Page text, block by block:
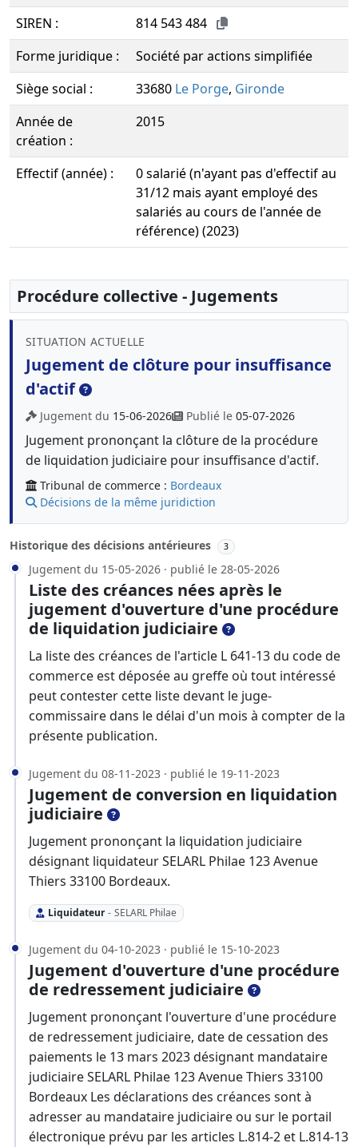
SIREN :
814 543 484
Forme juridique :
Société par actions simplifiée
Siège social :
33680 Le Porge, Gironde
Année de
création :
2015
Effectif (année) :
0 salarié (n'ayant pas d'effectif au
31/12 mais ayant employé des
salariés au cours de l'année de
référence) (2023)
Procédure collective - Jugements
SITUATION ACTUELLE
Jugement de clôture pour insuffisance
d'actif
Jugement du 15-06-2026 Publié le 05-07-2026
Jugement prononçant la clôture de la procédure
de liquidation judiciaire pour insuffisance d'actif.
Tribunal de commerce : Bordeaux
Décisions de la même juridiction
Historique des décisions antérieures 3
Jugement du 15-05-2026 · publié le 28-05-2026
Liste des créances nées après le
jugement d'ouverture d'une procédure
de liquidation judiciaire
La liste des créances de l'article L 641-13 du code de
commerce est déposée au greffe où tout intéressé
peut contester cette liste devant le juge-
commissaire dans le délai d'un mois à compter de la
présente publication.
Jugement du 08-11-2023 · publié le 19-11-2023
Jugement de conversion en liquidation
judiciaire
Jugement prononçant la liquidation judiciaire
désignant liquidateur SELARL Philae 123 Avenue
Thiers 33100 Bordeaux.
Liquidateur - SELARL Philae
Jugement du 04-10-2023 · publié le 15-10-2023
Jugement d'ouverture d'une procédure
de redressement judiciaire
Jugement prononçant l'ouverture d'une procédure
de redressement judiciaire, date de cessation des
paiements le 13 mars 2023 désignant mandataire
judiciaire SELARL Philae 123 Avenue Thiers 33100
Bordeaux Les déclarations des créances sont à
adresser au mandataire judiciaire ou sur le portail
électronique prévu par les articles L.814-2 et L.814-13